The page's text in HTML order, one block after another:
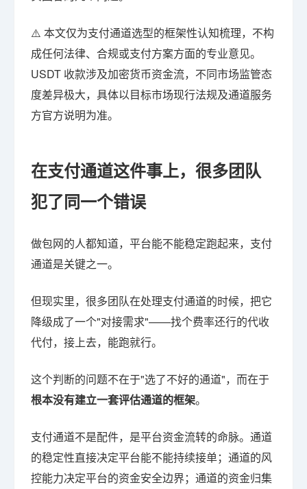
⚠️ 本文仅为支付通道选型的框架性认知梳理，不构
成任何法律、合规或支付方案方面的专业意见。
USDT 收款涉及加密货币资金流，不同市场监管态
度差异极大，具体以目标市场现行法规及通道服务
方官方说明为准。
在支付通道这件事上，很多团队
犯了同一个错误
做包网的人都知道，平台能不能稳定跑起来，支付
通道是关键之一。
但现实里，很多团队在处理支付通道的时候，把它
降级成了一个"对接需求"——找个费率还行的代收
代付，接上去，能跑就行。
这个判断的问题不在于"选了不好的通道"，而在于
根本没有建立一套评估通道的框架。
支付通道不是配件，是平台资金流转的命脉。通道
的稳定性直接决定平台能不能持续接单；通道的风
控能力决定平台的资金安全边界；通道的资金归集